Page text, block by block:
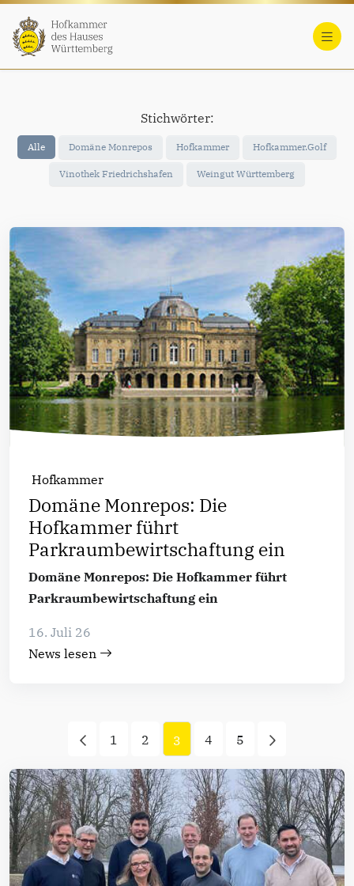
Stichwörter:
Alle Domäne Monrepos Hofkammer Hofkammer.Golf
Vinothek Friedrichshafen Weingut Württemberg
Hofkammer
Domäne Monrepos: Die
Hofkammer führt
Parkraumbewirtschaftung ein
Domäne Monrepos: Die Hofkammer führt
Parkraumbewirtschaftung ein
16. Juli 26
News lesen
1 2 3 4 5